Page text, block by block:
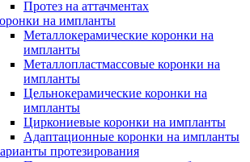
Протез на аттачментах
на импланты
Металлокерамические коронки на
импланты
Металлопластмассовые коронки на
импланты
Цельнокерамические коронки на
импланты
Циркониевые коронки на импланты
Адаптационные коронки на импланты
протезирования